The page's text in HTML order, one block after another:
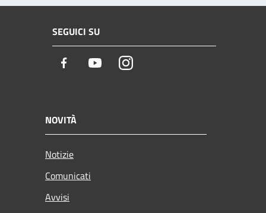
SEGUICI SU
Facebook YoutubeInstagram
NOVITÀ
Notizie
Comunicati
Avvisi